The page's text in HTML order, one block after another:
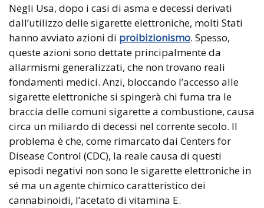
Negli Usa, dopo i casi di asma e decessi derivati
dall’utilizzo delle sigarette elettroniche, molti Stati
hanno avviato azioni di proibizionismo. Spesso,
queste azioni sono dettate principalmente da
allarmismi generalizzati, che non trovano reali
fondamenti medici. Anzi, bloccando l’accesso alle
sigarette elettroniche si spingerà chi fuma tra le
braccia delle comuni sigarette a combustione, causa
circa un miliardo di decessi nel corrente secolo. Il
problema è che, come rimarcato dai Centers for
Disease Control (CDC), la reale causa di questi
episodi negativi non sono le sigarette elettroniche in
sé ma un agente chimico caratteristico dei
cannabinoidi, l’acetato di vitamina E.